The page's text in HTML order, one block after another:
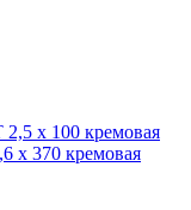
x 370 кремовая